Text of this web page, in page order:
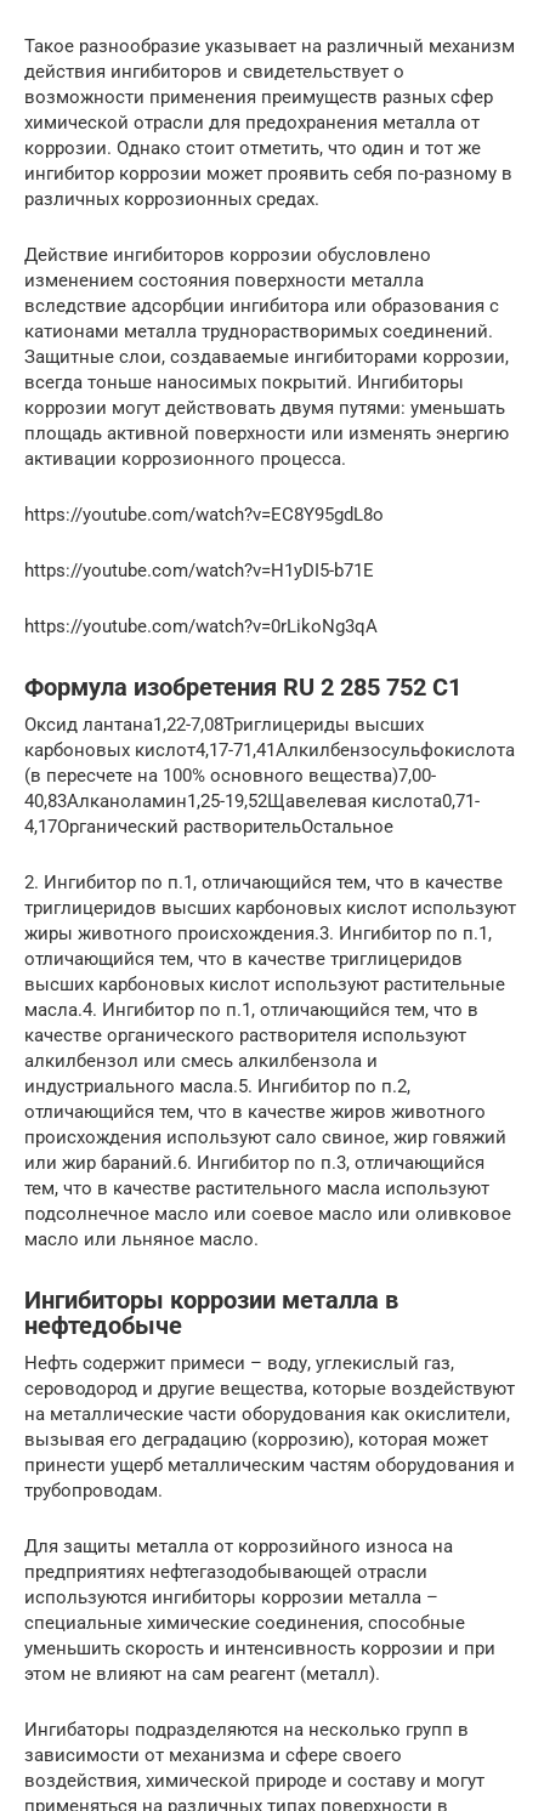
Такое разнообразие указывает на различный механизм
действия ингибиторов и свидетельствует о
возможности применения преимуществ разных сфер
химической отрасли для предохранения металла от
коррозии. Однако стоит отметить, что один и тот же
ингибитор коррозии может проявить себя по-разному в
различных коррозионных средах.
Действие ингибиторов коррозии обусловлено
изменением состояния поверхности металла
вследствие адсорбции ингибитора или образования с
катионами металла труднорастворимых соединений.
Защитные слои, создаваемые ингибиторами коррозии,
всегда тоньше наносимых покрытий. Ингибиторы
коррозии могут действовать двумя путями: уменьшать
площадь активной поверхности или изменять энергию
активации коррозионного процесса.
https://youtube.com/watch?v=EC8Y95gdL8o
https://youtube.com/watch?v=H1yDI5-b71E
https://youtube.com/watch?v=0rLikoNg3qA
Формула изобретения RU 2 285 752 C1
Оксид лантана1,22-7,08Триглицериды высших
карбоновых кислот4,17-71,41Алкилбензосульфокислота
(в пересчете на 100% основного вещества)7,00-
40,83Алканоламин1,25-19,52Щавелевая кислота0,71-
4,17Органический растворительОстальное
2. Ингибитор по п.1, отличающийся тем, что в качестве
триглицеридов высших карбоновых кислот используют
жиры животного происхождения.3. Ингибитор по п.1,
отличающийся тем, что в качестве триглицеридов
высших карбоновых кислот используют растительные
масла.4. Ингибитор по п.1, отличающийся тем, что в
качестве органического растворителя используют
алкилбензол или смесь алкилбензола и
индустриального масла.5. Ингибитор по п.2,
отличающийся тем, что в качестве жиров животного
происхождения используют сало свиное, жир говяжий
или жир бараний.6. Ингибитор по п.3, отличающийся
тем, что в качестве растительного масла используют
подсолнечное масло или соевое масло или оливковое
масло или льняное масло.
Ингибиторы коррозии металла в
нефтедобыче
Нефть содержит примеси – воду, углекислый газ,
сероводород и другие вещества, которые воздействуют
на металлические части оборудования как окислители,
вызывая его деградацию (коррозию), которая может
принести ущерб металлическим частям оборудования и
трубопроводам.
Для защиты металла от коррозийного износа на
предприятиях нефтегазодобывающей отрасли
используются ингибиторы коррозии металла –
специальные химические соединения, способные
уменьшить скорость и интенсивность коррозии и при
этом не влияют на сам реагент (металл).
Ингибаторы подразделяются на несколько групп в
зависимости от механизма и сфере своего
воздействия, химической природе и составу и могут
применяться на различных типах поверхности в